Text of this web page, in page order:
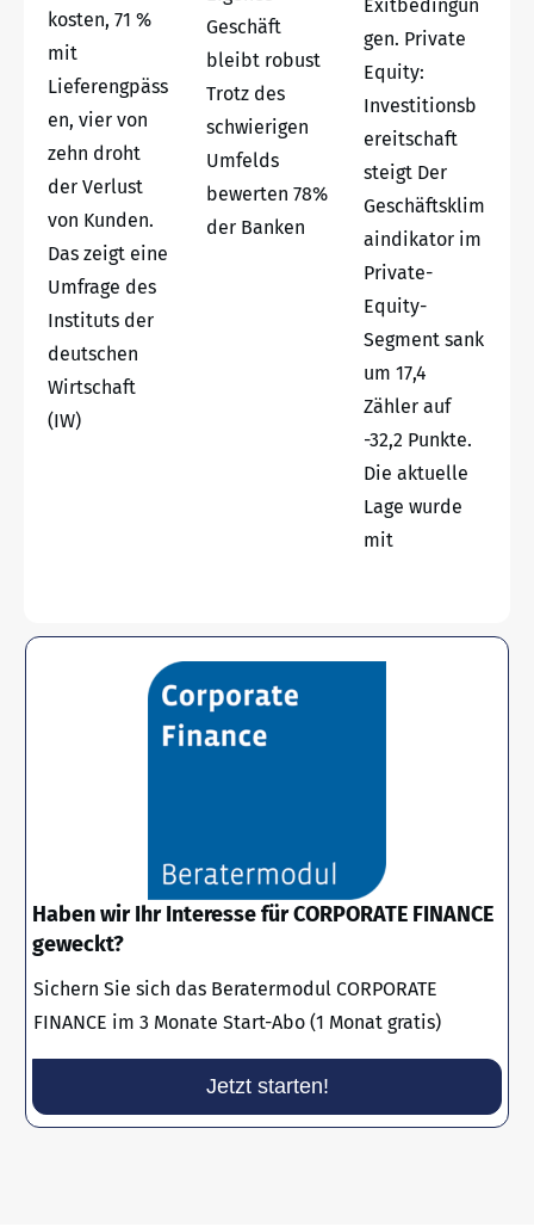
kosten, 71 %
mit
Lieferengpäss
en, vier von
zehn droht
der Verlust
von Kunden.
Das zeigt eine
Umfrage des
Instituts der
deutschen
Wirtschaft
(IW)
Geschäft
bleibt robust
Trotz des
schwierigen
Umfelds
bewerten 78%
der Banken
Exitbedingun
gen. Private
Equity:
Investitionsb
ereitschaft
steigt Der
Geschäftsklim
aindikator im
Private-
Equity-
Segment sank
um 17,4
Zähler auf
-32,2 Punkte.
Die aktuelle
Lage wurde
mit
Haben wir Ihr Interesse für CORPORATE FINANCE
geweckt?
Sichern Sie sich das Beratermodul CORPORATE
FINANCE im 3 Monate Start-Abo (1 Monat gratis)
Jetzt starten!